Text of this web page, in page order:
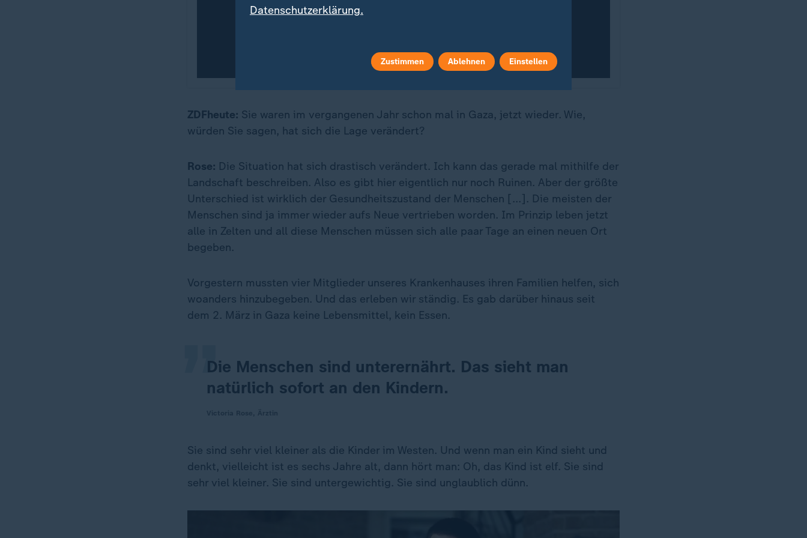
Datenschutzeinstellungen anpassen
ZDFheute: Sie waren im vergangenen Jahr schon mal in Gaza, jetzt wieder. Wie,
würden Sie sagen, hat sich die Lage verändert?
Rose: Die Situation hat sich drastisch verändert. Ich kann das gerade mal mithilfe der
Landschaft beschreiben. Also es gibt hier eigentlich nur noch Ruinen. Aber der größte
Unterschied ist wirklich der Gesundheitszustand der Menschen [...]. Die meisten der
Menschen sind ja immer wieder aufs Neue vertrieben worden. Im Prinzip leben jetzt
alle in Zelten und all diese Menschen müssen sich alle paar Tage an einen neuen Ort
begeben.
Vorgestern mussten vier Mitglieder unseres Krankenhauses ihren Familien helfen, sich
woanders hinzubegeben. Und das erleben wir ständig. Es gab darüber hinaus seit
dem 2. März in Gaza keine Lebensmittel, kein Essen.
Die Menschen sind unterernährt. Das sieht man
natürlich sofort an den Kindern.
„
Sie sind sehr viel kleiner als die Kinder im Westen. Und wenn man ein Kind sieht und
denkt, vielleicht ist es sechs Jahre alt, dann hört man: Oh, das Kind ist elf. Sie sind
sehr viel kleiner. Sie sind untergewichtig. Sie sind unglaublich dünn.
Datenschutzerklärung.
Zustimmen Ablehnen Einstellen